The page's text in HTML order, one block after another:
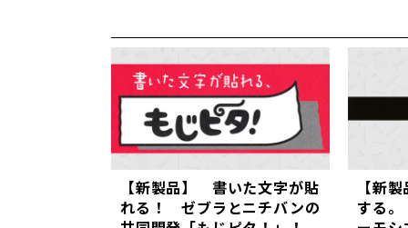
【新製品】 書いた文字が貼
れる！ ゼブラとニチバンの
【新
する